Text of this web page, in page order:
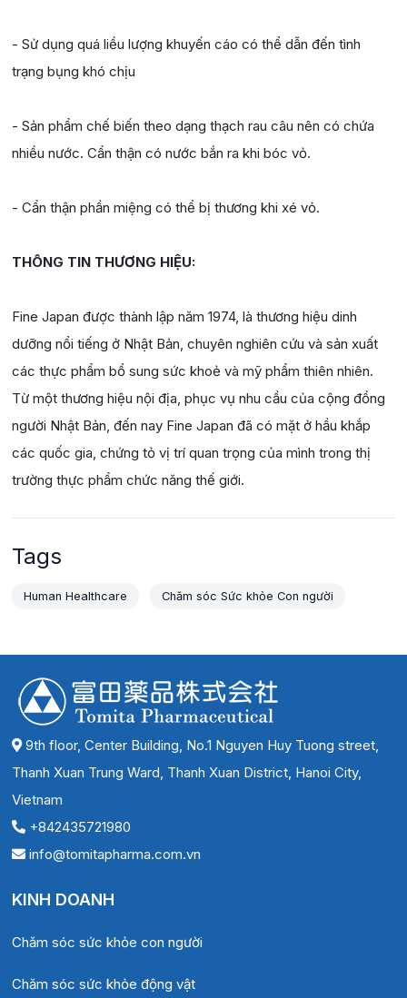
- Sử dụng quá liều lượng khuyến cáo có thể dẫn đến tình
trạng bụng khó chịu
- Sản phẩm chế biến theo dạng thạch rau câu nên có chứa
nhiều nước. Cẩn thận có nước bắn ra khi bóc vỏ.
- Cẩn thận phần miệng có thể bị thương khi xé vỏ.
THÔNG TIN THƯƠNG HIỆU:
Fine Japan được thành lập năm 1974, là thương hiệu dinh
dưỡng nổi tiếng ở Nhật Bản, chuyên nghiên cứu và sản xuất
các thực phẩm bổ sung sức khoẻ và mỹ phẩm thiên nhiên.
Từ một thương hiệu nội địa, phục vụ nhu cầu của cộng đồng
người Nhật Bản, đến nay Fine Japan đã có mặt ở hầu khắp
các quốc gia, chứng tỏ vị trí quan trọng của mình trong thị
trường thực phẩm chức năng thế giới.
Tags
Human Healthcare Chăm sóc Sức khỏe Con người
9th floor, Center Building, No.1 Nguyen Huy Tuong street,
Thanh Xuan Trung Ward, Thanh Xuan District, Hanoi City,
Vietnam
+842435721980
info@tomitapharma.com.vn
KINH DOANH
Chăm sóc sức khỏe con người
Chăm sóc sức khỏe động vật